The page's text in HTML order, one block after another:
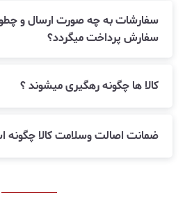
سفارشات به چه صورت ارسال و
سفارش پرداخت میگردد؟
کالا ها چگونه رهگیری میشوند ؟
ضمانت اصالت وسلامت کالا